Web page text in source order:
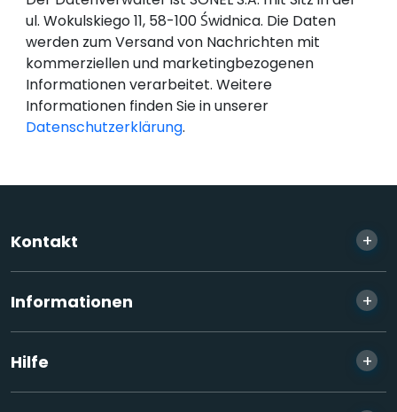
ul. Wokulskiego 11, 58-100 Świdnica. Die Daten
werden zum Versand von Nachrichten mit
kommerziellen und marketingbezogenen
Informationen verarbeitet. Weitere
Informationen finden Sie in unserer
Datenschutzerklärung.
Kontakt +
Informationen +
Hilfe +